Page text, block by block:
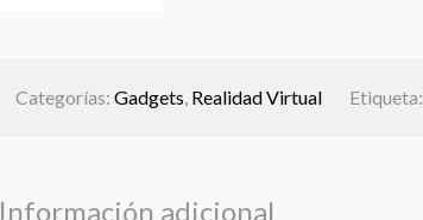
Categorías: Gadgets Realidad Virtual Etiqueta:
Información adicional